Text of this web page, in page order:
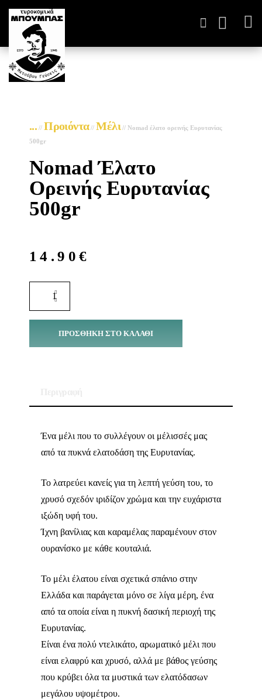
... // Προιόντα// Μέλι// Nomad έλατο ορεινής Ευρυτανίας
500gr
Nomad Έλατο
Ορεινής Ευρυτανίας
500gr
14.90 €
ΠΡΟΣΘΉΚΗ ΣΤΟ ΚΑΛΆΘΙ
Ένα μέλι που το συλλέγουν οι μέλισσές μας
από τα πυκνά ελατοδάση της Ευρυτανίας.
Το λατρεύει κανείς για τη λεπτή γεύση του, το
χρυσό σχεδόν ιριδίζον χρώμα και την ευχάριστα
ιξώδη υφή του.
Ίχνη βανίλιας και καραμέλας παραμένουν στον
ουρανίσκο με κάθε κουταλιά.
Το μέλι έλατου είναι σχετικά σπάνιο στην
Ελλάδα και παράγεται μόνο σε λίγα μέρη, ένα
από τα οποία είναι η πυκνή δασική περιοχή της
Ευρυτανίας.
Είναι ένα πολύ ντελικάτο, αρωματικό μέλι που
είναι ελαφρύ και χρυσό, αλλά με βάθος γεύσης
που κρύβει όλα τα μυστικά των ελατόδασων
μεγάλου υψομέτρου.